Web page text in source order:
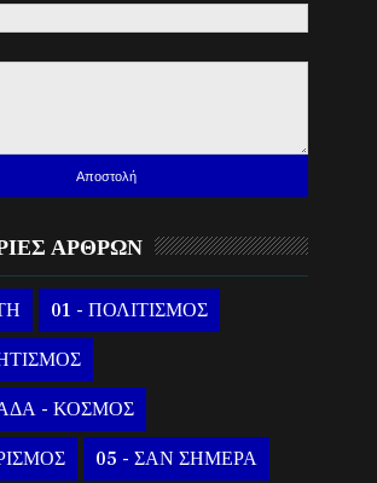
ΑΡΘΡΩΝ
01 - ΠΟΛΙΤΙΣΜΟΣ
- ΚΟΣΜΟΣ
05 - ΣΑΝ ΣΗΜΕΡΑ